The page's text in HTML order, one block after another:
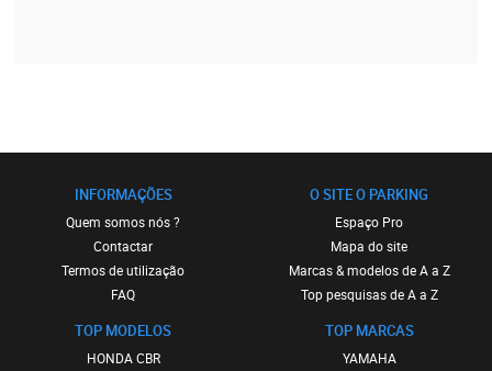
INFORMAÇÕES
Quem somos nós ?
Contactar
Termos de utilização
FAQ
TOP MODELOS
HONDA CBR
O SITE O PARKING
Espaço Pro
Mapa do site
Marcas & modelos de A a Z
Top pesquisas de A a Z
TOP MARCAS
YAMAHA